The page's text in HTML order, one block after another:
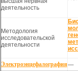
деятельность
Методология
исследовательской
деятельности
Электроэнцефалография—